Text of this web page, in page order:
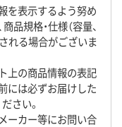
を表示するよう努め
品規格・仕様（容量、
れる場合がございま
上の商品情報の表記
には必ずお届けした
さい。
ーカー等にお問い合